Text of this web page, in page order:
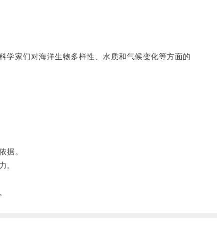
家们对海洋生物多样性、水质和气候变化等方面的
据。
。